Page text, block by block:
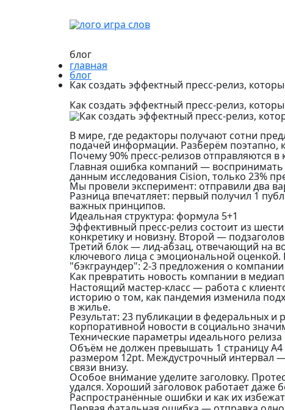
блог
главная
блог
Как создать эффектный пресс-релиз,
Как создать эффектный пресс-релиз,
В мире, где редакторы получают сотни
подачей информации. Разберём поэтапно,
Почему 90% пресс-релизов отправляются в
Главная ошибка компаний — воспринимать
данным исследования Cision, только 23%
Мы провели эксперимент: отправили два
Разница впечатляет: первый получил 1
важных принципов.
Идеальная структура: формула 5+1
Эффективный пресс-релиз состоит из
конкретику и новизну. Второй —
Третий блок — лид-абзац, отвечающий на
ключевого лица с эмоциональной
"бэкграундер": 2-3 предложения о
Как превратить новость компании в
Настоящий мастер-класс — работа с
историю о том, как пандемия изменила
в жилье.
Результат: 23 публикации в федеральных
корпоративной новости в социально
Технические параметры идеального релиза
Объём не должен превышать 1 страницу
размером 12pt. Междустрочный интервал —
связи внизу.
Особое внимание уделите заголовку.
удался. Хороший заголовок работает даже
Распространённые ошибки и как их